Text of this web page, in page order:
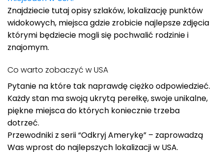
Znajdziecie tutaj opisy szlaków, lokalizację punktów
widokowych, miejsca gdzie zrobicie najlepsze zdjęcia
którymi będziecie mogli się pochwalić rodzinie i
znajomym.
Co warto zobaczyć w USA
Pytanie na które tak naprawdę ciężko odpowiedzieć.
Każdy stan ma swoją ukrytą perełkę, swoje unikalne,
piękne miejsca do których koniecznie trzeba
dotrzeć.
Przewodniki z serii “Odkryj Amerykę” – zaprowadzą
Was wprost do najlepszych lokalizacji w USA.